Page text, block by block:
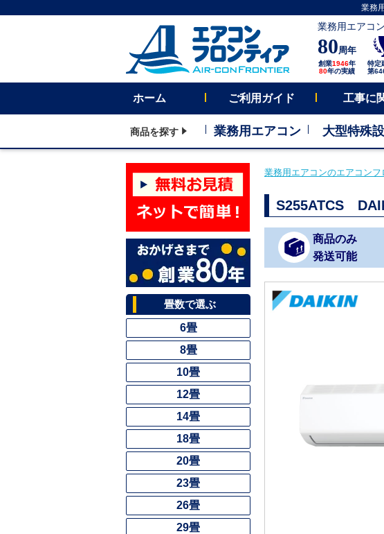
業務
業務用エアコ
80周年
創業1946年
80年の実績
特定
第
ホーム ご利用ガイド 工事に
商品を探す 業務用エアコン 大型特殊
畳数で選ぶ
6畳
8畳
10畳
12畳
14畳
18畳
20畳
23畳
26畳
29畳
業務用エアコンのエアコンフ
S255ATCS
商品のみ
発送可能